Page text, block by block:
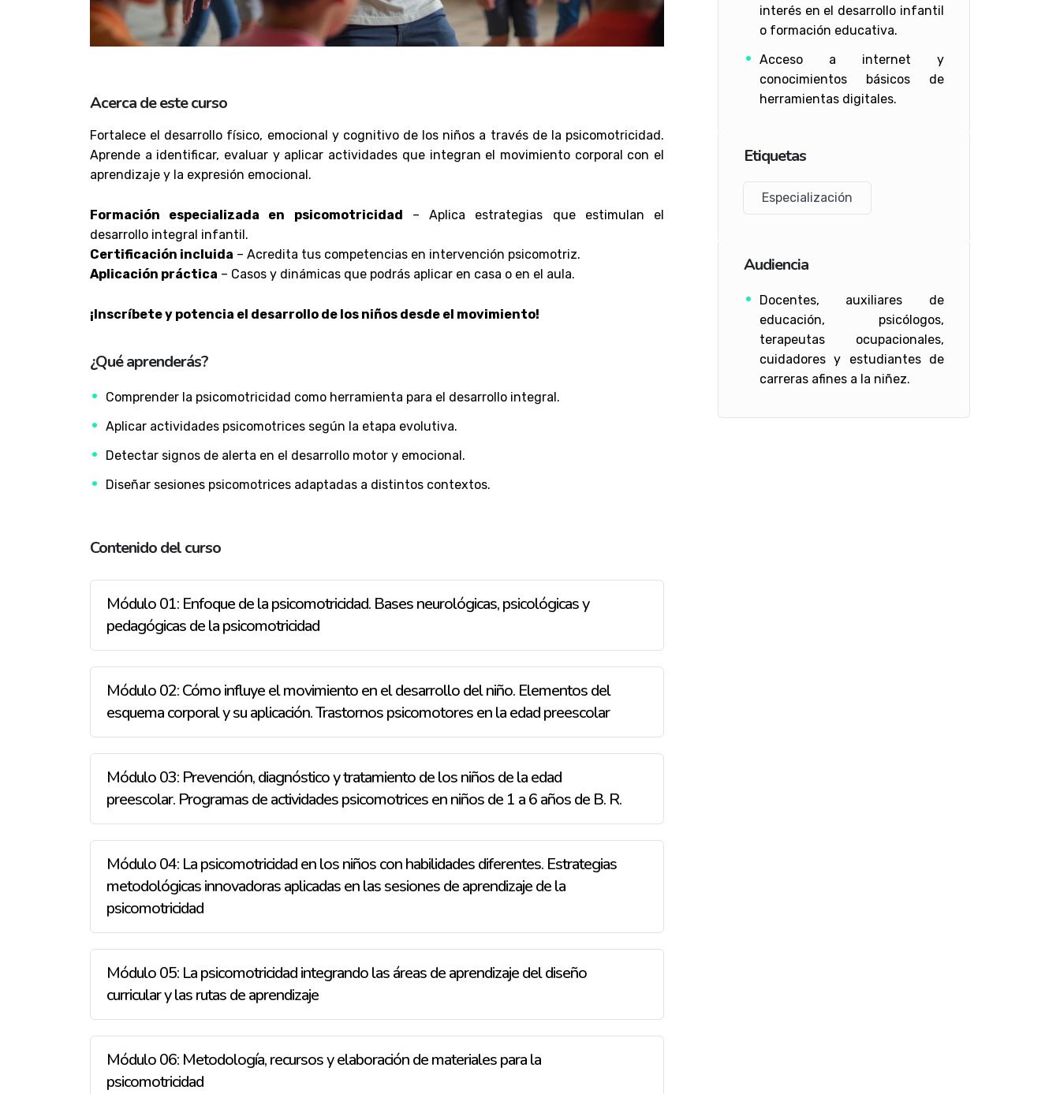
Acerca de este curso
Fortalece el desarrollo físico, emocional y cognitivo de los niños a través de la psicomotricidad.
Aprende a identificar, evaluar y aplicar actividades que integran el movimiento corporal con el
aprendizaje y la expresión emocional.
Formación especializada en psicomotricidad
– Aplica estrategias que estimulan el
desarrollo integral infantil.
Certificación incluida – Acredita tus competencias en intervención psicomotriz.
Aplicación práctica – Casos y dinámicas que podrás aplicar en casa o en el aula.
¡Inscríbete y potencia el desarrollo de los niños desde el movimiento!
¿Qué aprenderás?
Comprender la psicomotricidad como herramienta para el desarrollo integral.
Aplicar actividades psicomotrices según la etapa evolutiva.
Detectar signos de alerta en el desarrollo motor y emocional.
Diseñar sesiones psicomotrices adaptadas a distintos contextos.
Contenido del curso
Módulo 01: Enfoque de la psicomotricidad. Bases neurológicas, psicológicas y
pedagógicas de la psicomotricidad
Módulo 02: Cómo influye el movimiento en el desarrollo del niño. Elementos del
esquema corporal y su aplicación. Trastornos psicomotores en la edad preescolar
Módulo 03: Prevención, diagnóstico y tratamiento de los niños de la edad
preescolar. Programas de actividades psicomotrices en niños de 1 a 6 años de B. R.
Módulo 04: La psicomotricidad en los niños con habilidades diferentes. Estrategias
metodológicas innovadoras aplicadas en las sesiones de aprendizaje de la
psicomotricidad
Módulo 05: La psicomotricidad integrando las áreas de aprendizaje del diseño
curricular y las rutas de aprendizaje
Módulo 06: Metodología, recursos y elaboración de materiales para la
psicomotricidad
interés en el desarrollo infantil
o formación educativa.
Acceso a internet y
conocimientos básicos de
herramientas digitales.
Etiquetas
Especialización
Audiencia
Docentes, auxiliares de
educación, psicólogos,
terapeutas ocupacionales,
cuidadores y estudiantes de
carreras afines a la niñez.